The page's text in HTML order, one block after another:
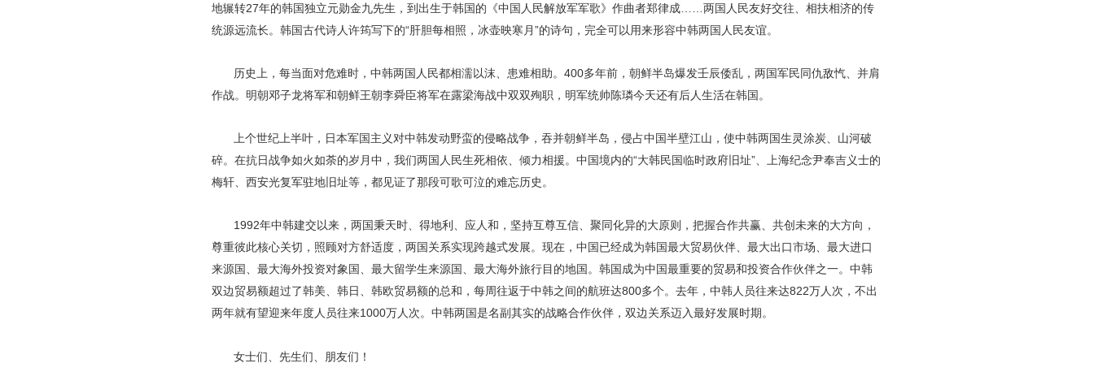
地辗转27年的韩国独立元勋金九先生，到出生于韩国的《中国人民解放军军歌》作曲者郑律成……两国人民友好交往、相扶相济的传
统源远流长。韩国古代诗人许筠写下的“肝胆每相照，冰壶映寒月”的诗句，完全可以用来形容中韩两国人民友谊。
历史上，每当面对危难时，中韩两国人民都相濡以沫、患难相助。400多年前，朝鲜半岛爆发壬辰倭乱，两国军民同仇敌忾、并肩
作战。明朝邓子龙将军和朝鲜王朝李舜臣将军在露梁海战中双双殉职，明军统帅陈璘今天还有后人生活在韩国。
上个世纪上半叶，日本军国主义对中韩发动野蛮的侵略战争，吞并朝鲜半岛，侵占中国半壁江山，使中韩两国生灵涂炭、山河破
碎。在抗日战争如火如荼的岁月中，我们两国人民生死相依、倾力相援。中国境内的“大韩民国临时政府旧址”、上海纪念尹奉吉义士的
梅轩、西安光复军驻地旧址等，都见证了那段可歌可泣的难忘历史。
1992年中韩建交以来，两国秉天时、得地利、应人和，坚持互尊互信、聚同化异的大原则，把握合作共赢、共创未来的大方向，
尊重彼此核心关切，照顾对方舒适度，两国关系实现跨越式发展。现在，中国已经成为韩国最大贸易伙伴、最大出口市场、最大进口
来源国、最大海外投资对象国、最大留学生来源国、最大海外旅行目的地国。韩国成为中国最重要的贸易和投资合作伙伴之一。中韩
双边贸易额超过了韩美、韩日、韩欧贸易额的总和，每周往返于中韩之间的航班达800多个。去年，中韩人员往来达822万人次，不出
两年就有望迎来年度人员往来1000万人次。中韩两国是名副其实的战略合作伙伴，双边关系迈入最好发展时期。
女士们、先生们、朋友们！